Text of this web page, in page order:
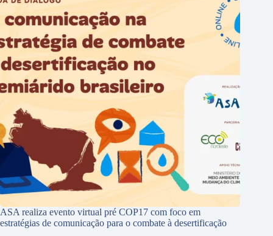
ASA realiza evento virtual pré COP17 com foco em
estratégias de comunicação para o combate à desertificação